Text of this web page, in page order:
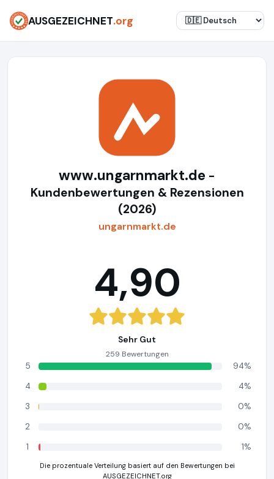
AUSGEZEICHNET.org
www.ungarnmarkt.de -
Kundenbewertungen & Rezensionen
(2026)
ungarnmarkt.de
4,90
Sehr Gut
259 Bewertungen
5
94%
4
4%
3
0%
2
0%
1
1%
Die prozentuale Verteilung basiert auf den Bewertungen bei
AUSGEZEICHNET.org